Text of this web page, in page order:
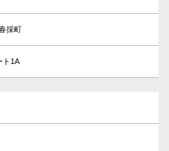
採町
ト1A